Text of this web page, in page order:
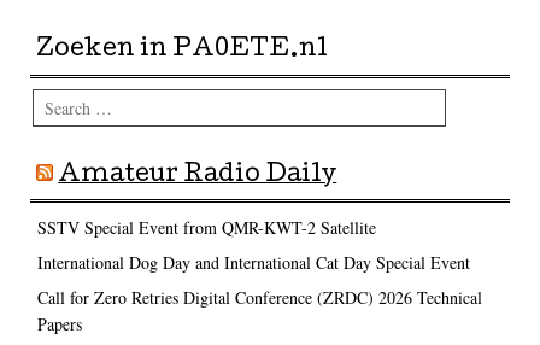
Zoeken in PA0ETE.nl
Search
Amateur Radio Daily
SSTV Special Event from QMR-KWT-2 Satellite
International Dog Day and International Cat Day Special Event
Call for Zero Retries Digital Conference (ZRDC) 2026 Technical
Papers